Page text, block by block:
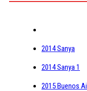
2014 Sanya
2014 Sanya 1
2015 Buenos